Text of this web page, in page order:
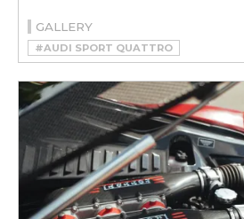
GALLERY
#AUDI SPORT QUATTRO
#HSR MANUFAKTUR
#RESTOMOD